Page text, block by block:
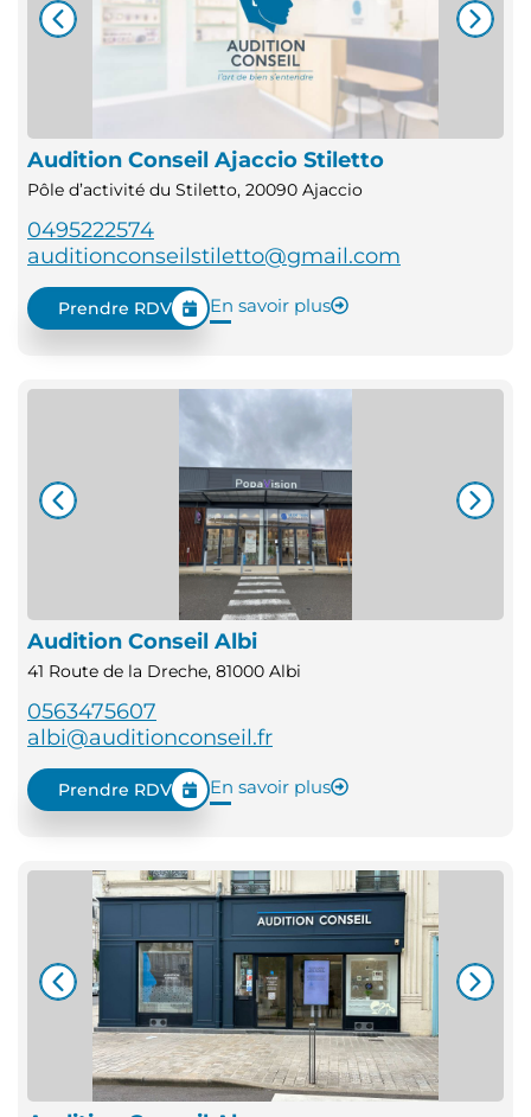
Audition Conseil Ajaccio Stiletto
Pôle d’activité du Stiletto, 20090 Ajaccio
0495222574
auditionconseilstiletto@gmail.com
Prendre RDV En savoir plus
Audition Conseil Albi
41 Route de la Dreche, 81000 Albi
0563475607
albi@auditionconseil.fr
Prendre RDV En savoir plus